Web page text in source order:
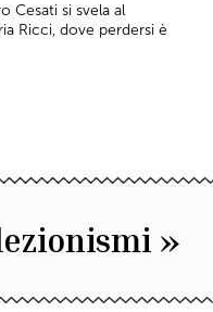
Cesati si svela al
Ricci, dove perdersi è
»